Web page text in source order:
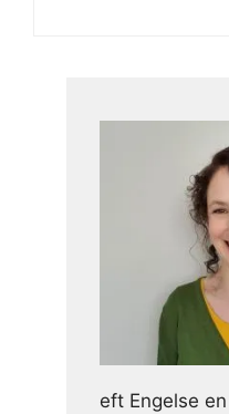
eft Engelse